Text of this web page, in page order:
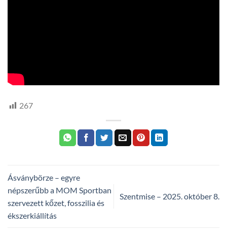
267
Ásványbörze – egyre
népszerűbb a MOM Sportban
szervezett kőzet, fosszilia és
ékszerkiállítás
Szentmise – 2025. október 8.